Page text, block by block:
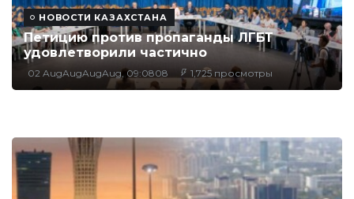
НОВОСТИ КАЗАХСТАНА
Петицию против пропаганды ЛГБТ
удовлетворили частично
02 AugAugAugAug, 09:0808 1,725 просмотры